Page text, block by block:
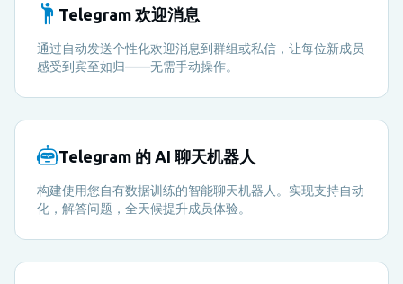
Telegram 欢迎消息
通过自动发送个性化欢迎消息到群组或私信，让每位新成员
感受到宾至如归——无需手动操作。
Telegram 的 AI 聊天机器人
构建使用您自有数据训练的智能聊天机器人。实现支持自动
化，解答问题，全天候提升成员体验。